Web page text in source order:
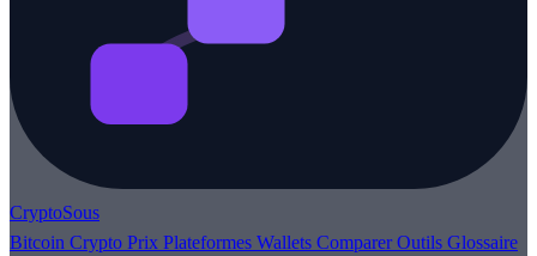
CryptoSous
Bitcoin Crypto Prix Plateformes Wallets ComparerOutils Glossaire